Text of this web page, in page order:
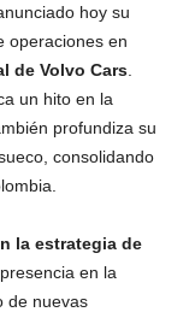
hoy su
operaciones en
de Volvo Cars
un hito en la
profundiza su
consolidando
la estrategia de
en la
de nuevas